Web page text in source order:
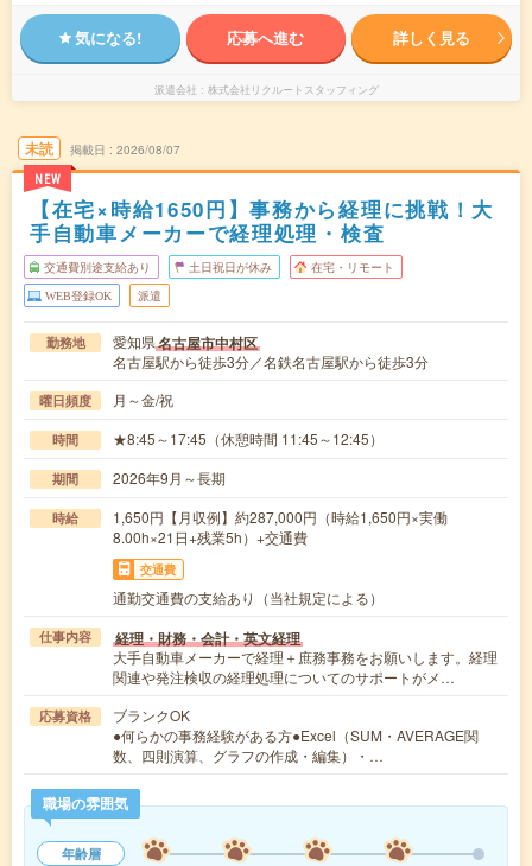
気になる! 応募へ進む 詳しく見る
派遣会社 株式会社リクルートスタッフィング
未読
NEW
掲載日 2026/08/07
【在宅×時給1650円】事務から経理に挑戦！大
手自動車メーカーで経理処理・検査
交通費別途支給あり 土日祝日が休み 在宅・リモート
WEB登録OK 派遣
勤務地 愛知県名古屋市中村区
名古屋駅から徒歩3分／名鉄名古屋駅から徒歩3分
曜日頻度 月～金/祝
時間 ★8:45～17:45（休憩時間 11:45～12:45）
期間 2026年9月～長期
時給
1,650円【月収例】約287,000円（時給1,650円×実働
8.00h×21日+残業5h）+交通費
交通費
通勤交通費の支給あり（当社規定による）
仕事内容 経理・財務・会計・英文経理
大手自動車メーカーで経理＋庶務事務をお願いします。経理
関連や発注検収の経理処理についてのサポートがメ…
応募資格
ブランクOK
●何らかの事務経験がある方●Excel（SUM・AVERAGE関
数、四則演算、グラフの作成・編集）・…
職場の雰囲気
年齢層